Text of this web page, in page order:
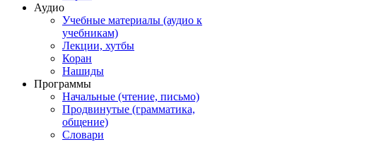
Аудио
Учебные материалы (аудио к
учебникам)
Лекции, хутбы
Коран
Нашиды
Программы
Начальные (чтение, письмо)
Продвинутые (грамматика,
общение)
Словари